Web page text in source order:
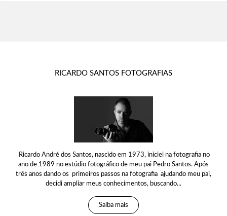
RICARDO SANTOS FOTOGRAFIAS
Ricardo André dos Santos, nascido em 1973, iniciei na fotografia no
ano de 1989 no estúdio fotográfico de meu pai Pedro Santos. Após
três anos dando os primeiros passos na fotografia ajudando meu pai,
decidi ampliar meus conhecimentos, buscando...
Saiba mais